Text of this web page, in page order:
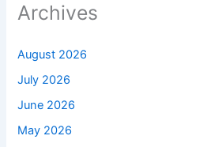
Archives
August 2026
July 2026
June 2026
May 2026